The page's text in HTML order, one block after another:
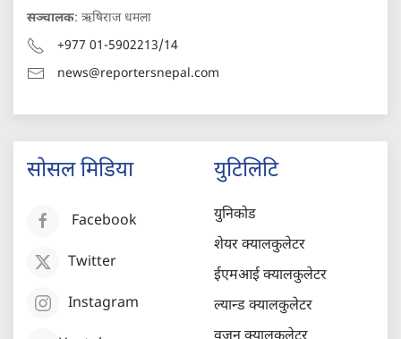
सञ्चालक: ऋषिराज धमला
+977 01-5902213/14
news@reportersnepal.com
सोसल मिडिया
Facebook
Twitter
Instagram
युटिलिटि
युनिकोड
शेयर क्यालकुलेटर
ईएमआई क्यालकुलेटर
ल्यान्ड क्यालकुलेटर